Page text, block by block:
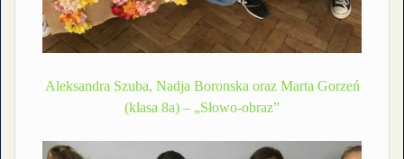
Aleksandra Szuba, Nadja Boronska oraz Marta Gorzeń
(klasa 8a) – „Słowo-obraz”